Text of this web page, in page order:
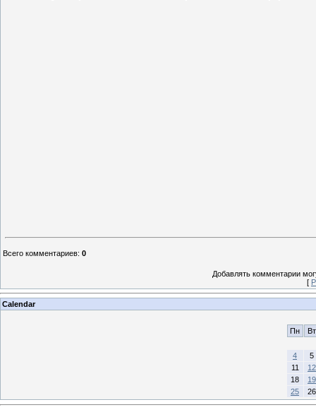
Всего комментариев: 0
Добавлять комментарии
[
Calendar
Пн Вт
4
5
11
12
18
19
25
26